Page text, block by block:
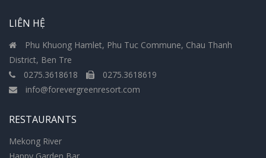
LIÊN HỆ
Phu Khuong Hamlet, Phu Tuc Commune, Chau Thanh
District, Ben Tre
0275.3618618
0275.3618619
info@forevergreenresort.com
RESTAURANTS
Mekong River
Happy Garden Bar